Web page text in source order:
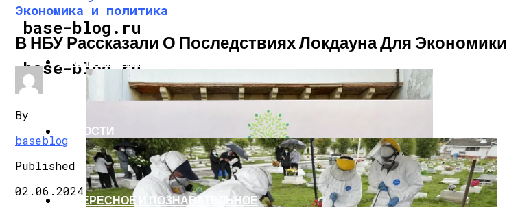
base-blog.ru
base-blog.ru
ЭКОНОМИКА И ПОЛИТИКА
НОВОСТИ
ИНТЕРЕСНОЕ И ПОЗНАВАТЕЛЬНОЕ
Экономика и политика
В НБУ Рассказали О Последствиях Локдауна Для Экономики
By
baseblog
Published
02.06.2024